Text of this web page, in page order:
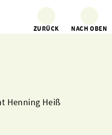
ZURÜCK NACH OBEN
Henning Heiß